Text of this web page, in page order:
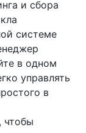
и сбора
системе
в одном
управлять
в
чтобы